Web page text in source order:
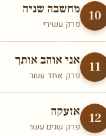
10 מחשבה שניה
פרק עשירי
11 אני אוהב אותך
פרק אחד עשר
12 אזעקה
פרק שנים עשר